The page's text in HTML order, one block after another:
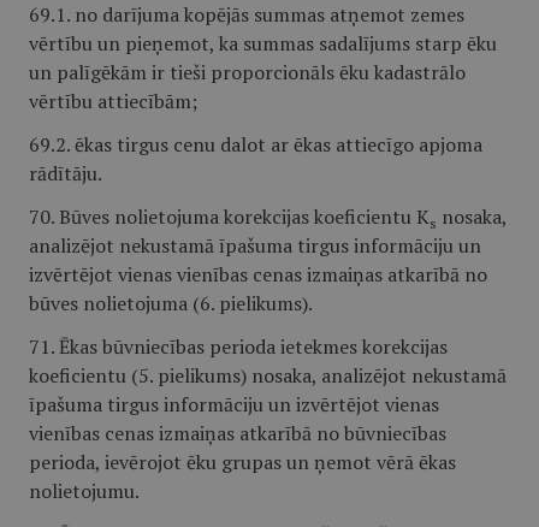
69.1. no darījuma kopējās summas atņemot zemes
vērtību un pieņemot, ka summas sadalījums starp ēku
un palīgēkām ir tieši proporcionāls ēku kadastrālo
vērtību attiecībām;
69.2. ēkas tirgus cenu dalot ar ēkas attiecīgo apjoma
rādītāju.
70. Būves nolietojuma korekcijas koeficientu Ks nosaka,
analizējot nekustamā īpašuma tirgus informāciju un
izvērtējot vienas vienības cenas izmaiņas atkarībā no
būves nolietojuma (6. pielikums).
71. Ēkas būvniecības perioda ietekmes korekcijas
koeficientu (5. pielikums) nosaka, analizējot nekustamā
īpašuma tirgus informāciju un izvērtējot vienas
vienības cenas izmaiņas atkarībā no būvniecības
perioda, ievērojot ēku grupas un ņemot vērā ēkas
nolietojumu.